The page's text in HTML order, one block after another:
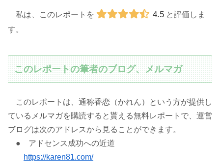
私は、このレポートを 4.5と評価しま
す。
このレポートの筆者のブログ、メルマガ
このレポートは、通称香恋（かれん）という方が提供し
ているメルマガを購読すると貰える無料レポートで、運営
ブログは次のアドレスから見ることができます。
● アドセンス成功への近道
https://karen81.com/